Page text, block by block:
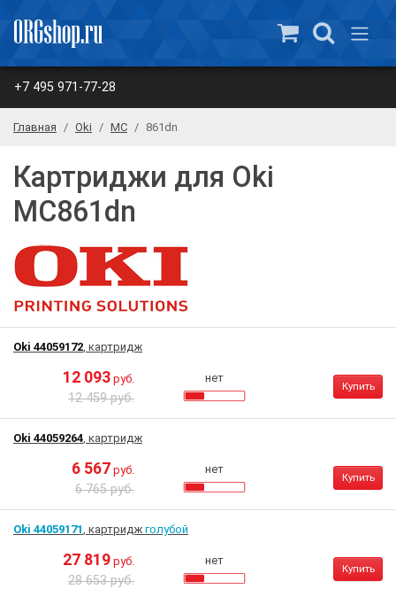
+7 495 971-77-28
Главная Oki MC 861dn
Картриджи для Oki
MC861dn
Oki 44059172, картридж
12 093 руб.
12 459 руб.
нет
Купить
Oki 44059264, картридж
6 567 руб.
6 765 руб.
нет
Купить
Oki 44059171, картридж голубой
27 819 руб.
28 653 руб.
нет
Купить